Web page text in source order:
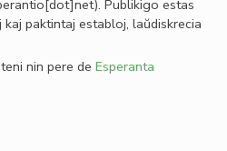
. Publikigo estas
paktintaj establoj, laŭdiskrecia
nin pere de Esperanta